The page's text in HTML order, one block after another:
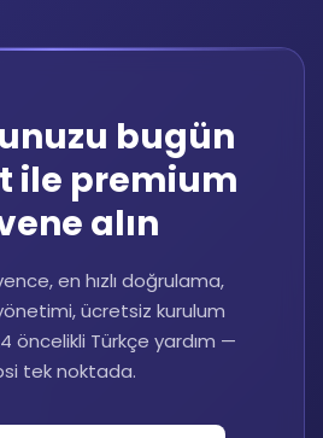
bugün
ile premium
alın
en hızlı doğrulama,
ücretsiz kurulum
öncelikli Türkçe yardım —
tek noktada.